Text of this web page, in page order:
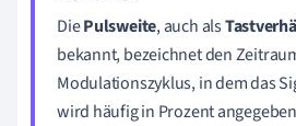
DiePulsweite, auch als
bekannt, bezeichnet den
Modulationszyklus, in dem das
wird häufig in Prozent